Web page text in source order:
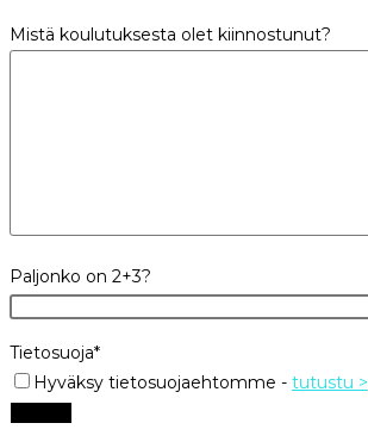
Mistä koulutuksesta olet kiinnostunut?
Paljonko on 2+3?
Tietosuoja*
Hyväksy tietosuojaehtomme - tutustu >